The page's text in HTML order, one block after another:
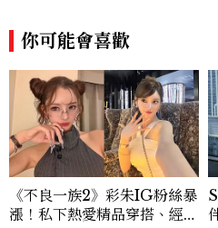
力的跨平台敘
記錄時代，
談與每一篇
光。
你可能會喜歡
《不良一族2》彩朱IG粉絲暴
漲！私下熱愛精品穿搭、經營